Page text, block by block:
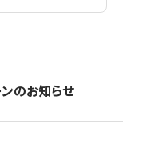
のお知らせ